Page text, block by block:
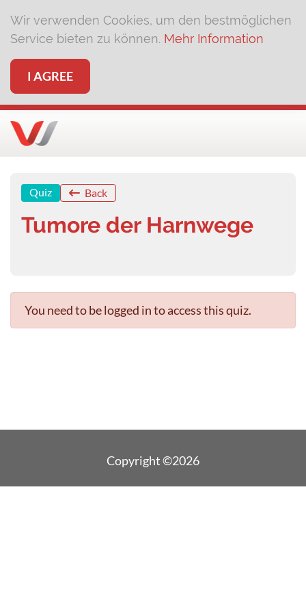
Wir verwenden Cookies, um den bestmöglichen
Service bieten zu können. Mehr Information
I AGREE
Quiz Back
Tumore der Harnwege
You need to be logged in to access this quiz.
Copyright ©2026